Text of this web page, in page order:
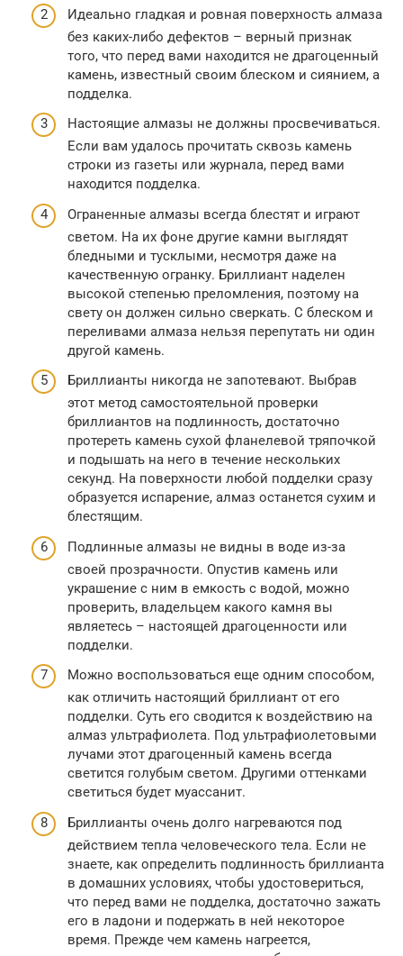
Идеально гладкая и ровная поверхность алмаза
без каких-либо дефектов – верный признак
того, что перед вами находится не драгоценный
камень, известный своим блеском и сиянием, а
подделка.
Настоящие алмазы не должны просвечиваться.
Если вам удалось прочитать сквозь камень
строки из газеты или журнала, перед вами
находится подделка.
Ограненные алмазы всегда блестят и играют
светом. На их фоне другие камни выглядят
бледными и тусклыми, несмотря даже на
качественную огранку. Бриллиант наделен
высокой степенью преломления, поэтому на
свету он должен сильно сверкать. С блеском и
переливами алмаза нельзя перепутать ни один
другой камень.
Бриллианты никогда не запотевают. Выбрав
этот метод самостоятельной проверки
бриллиантов на подлинность, достаточно
протереть камень сухой фланелевой тряпочкой
и подышать на него в течение нескольких
секунд. На поверхности любой подделки сразу
образуется испарение, алмаз останется сухим и
блестящим.
Подлинные алмазы не видны в воде из-за
своей прозрачности. Опустив камень или
украшение с ним в емкость с водой, можно
проверить, владельцем какого камня вы
являетесь – настоящей драгоценности или
подделки.
Можно воспользоваться еще одним способом,
как отличить настоящий бриллиант от его
подделки. Суть его сводится к воздействию на
алмаз ультрафиолета. Под ультрафиолетовыми
лучами этот драгоценный камень всегда
светится голубым светом. Другими оттенками
светиться будет муассанит.
Бриллианты очень долго нагреваются под
действием тепла человеческого тела. Если не
знаете, как определить подлинность бриллианта
в домашних условиях, чтобы удостовериться,
что перед вами не подделка, достаточно зажать
его в ладони и подержать в ней некоторое
время. Прежде чем камень нагреется,